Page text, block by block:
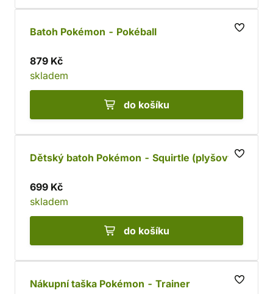
Batoh Pokémon - Pokéball
879 Kč
skladem
do košíku
Dětský batoh Pokémon - Squirtle (plyšový)
699 Kč
skladem
do košíku
Nákupní taška Pokémon - Trainer